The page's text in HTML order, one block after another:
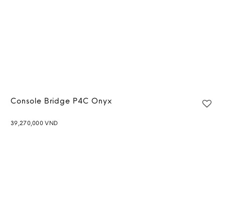
Console Bridge P4C Onyx
39,270,000VND